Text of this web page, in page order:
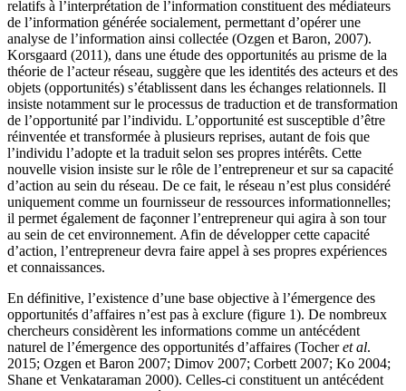
relatifs à l’interprétation de l’information constituent des médiateurs
de l’information générée socialement, permettant d’opérer une
analyse de l’information ainsi collectée (Ozgen et Baron, 2007).
Korsgaard (2011), dans une étude des opportunités au prisme de la
théorie de l’acteur réseau, suggère que les identités des acteurs et des
objets (opportunités) s’établissent dans les échanges relationnels. Il
insiste notamment sur le processus de traduction et de transformation
de l’opportunité par l’individu. L’opportunité est susceptible d’être
réinventée et transformée à plusieurs reprises, autant de fois que
l’individu l’adopte et la traduit selon ses propres intérêts. Cette
nouvelle vision insiste sur le rôle de l’entrepreneur et sur sa capacité
d’action au sein du réseau. De ce fait, le réseau n’est plus considéré
uniquement comme un fournisseur de ressources informationnelles;
il permet également de façonner l’entrepreneur qui agira à son tour
au sein de cet environnement. Afin de développer cette capacité
d’action, l’entrepreneur devra faire appel à ses propres expériences
et connaissances.
En définitive, l’existence d’une base objective à l’émergence des
opportunités d’affaires n’est pas à exclure (figure 1). De nombreux
chercheurs considèrent les informations comme un antécédent
naturel de l’émergence des opportunités d’affaires (Tocheret al.
2015; Ozgen et Baron 2007; Dimov 2007; Corbett 2007; Ko 2004;
Shane et Venkataraman 2000). Celles-ci constituent un antécédent